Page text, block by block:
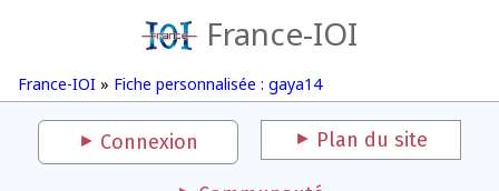
France-IOI
France-IOI » Fiche personnalisée : gaya14
Connexion Plan du site